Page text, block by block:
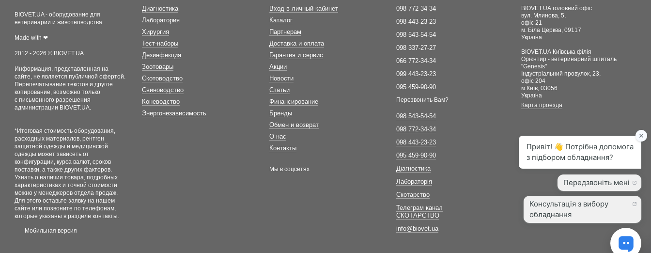
BIOVET.UA - оборудование для
ветеринарии и животноводства
Made with ❤
2012 - 2026 © BIOVET.UA
Информация, представленная на
сайте, не является публичной офертой.
Перепечатывание текстов и другое
копирование, возможно только
с письменного разрешения
администрации BIOVET.UA.
*Итоговая стоимость оборудования,
расходных материалов, рентген
защитной одежды и медицинской
одежды может зависеть от
конфигурации, курса валют, сроков
поставки, а также других факторов.
Узнать о наличии товара, подробных
характеристиках и точной стоимости
можно у менеджеров отдела продаж.
Для этого оставьте заявку на нашем
сайте или позвоните по телефонам,
которые указаны в разделе контакты.
Мобильная версия
Диагностика
Лаборатория
Хирургия
Тест-наборы
Дезинфекция
Зоотовары
Скотоводство
Свиноводство
Коневодство
Энергонезависимость
Вход в личный кабинет
Каталог
Партнерам
Доставка и оплата
Гарантия и сервис
Акции
Новости
Статьи
Финансирование
Бренды
Обмен и возврат
О нас
Контакты
Мы в соцсетях
098 772-34-34
098 443-23-23
098 543-54-54
098 337-27-27
066 772-34-34
099 443-23-23
095 459-90-90
Перезвонить Вам?
098 543-54-54
098 772-34-34
098 443-23-23
095 459-90-90
Діагностика
Лабораторія
Скотарство
Телеграм канал
СКОТАРСТВО
info@biovet.ua
BIOVET.UA головний офіс
вул. Млинова, 5,
офіс 21
м. Біла Церква, 09117
Україна
BIOVET.UA Київська філія
Орієнтир - ветеринарний шпиталь
"Genesis"
Індустріальний провулок, 23,
офіс 204
м.Київ, 03056
Україна
Карта проезда